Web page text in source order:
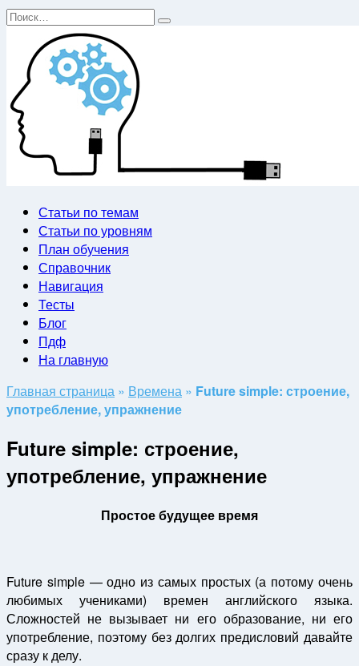
Перейти
содержанию
Search
Статьи по темам
Статьи по уровням
План обучения
Справочник
Навигация
Тесты
Блог
Пдф
На главную
Главная страница » Времена » Future simple: строение,
употребление, упражнение
Future simple: строение,
употребление, упражнение
Простое будущее время
Future simple — одно из самых простых (а потому очень
любимых учениками) времен английского языка.
Сложностей не вызывает ни его образование, ни его
употребление, поэтому без долгих предисловий давайте
сразу к делу.